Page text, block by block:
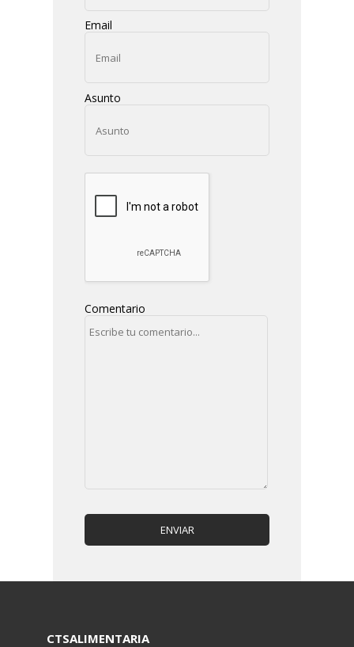
Email
Asunto
Comentario
CTSALIMENTARIA